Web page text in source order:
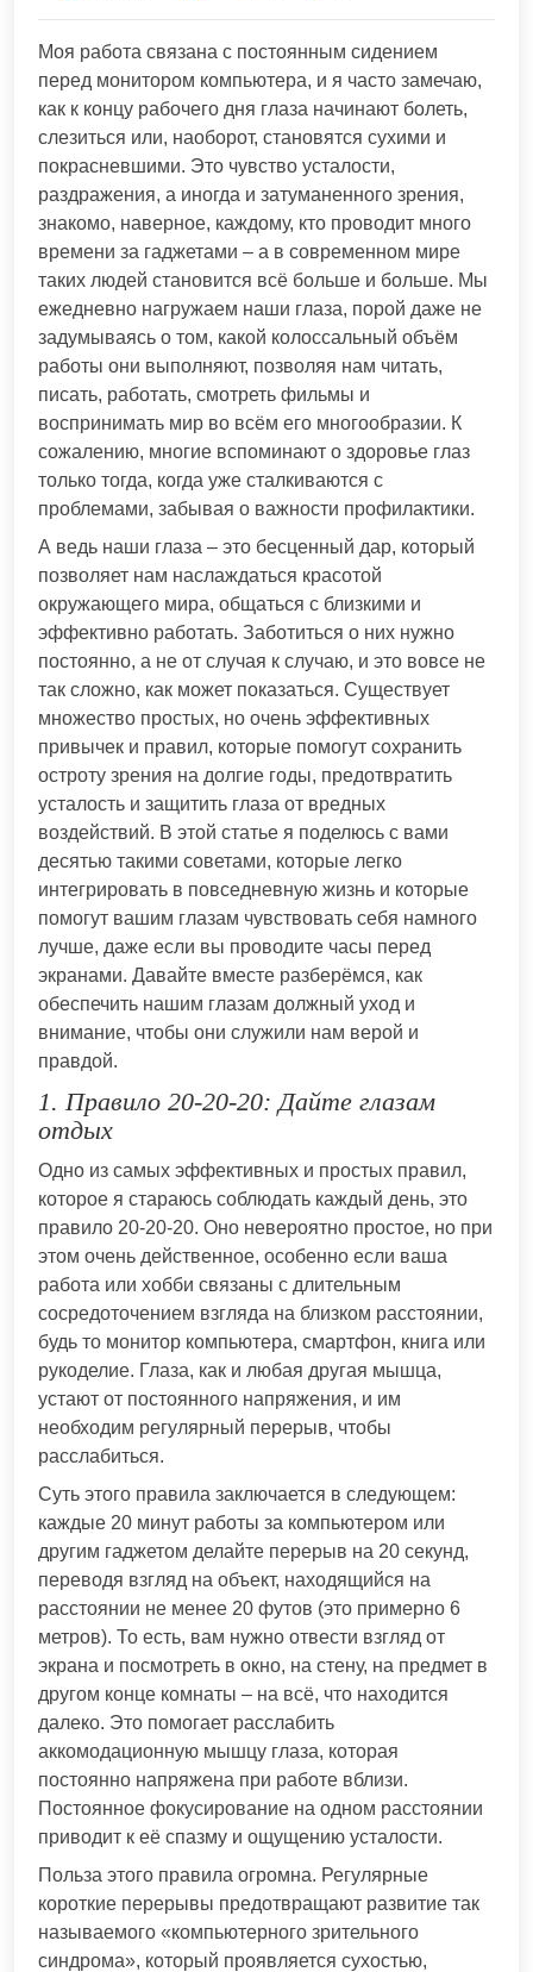
Моя работа связана с постоянным сидением
перед монитором компьютера, и я часто замечаю,
как к концу рабочего дня глаза начинают болеть,
слезиться или, наоборот, становятся сухими и
покрасневшими. Это чувство усталости,
раздражения, а иногда и затуманенного зрения,
знакомо, наверное, каждому, кто проводит много
времени за гаджетами – а в современном мире
таких людей становится всё больше и больше. Мы
ежедневно нагружаем наши глаза, порой даже не
задумываясь о том, какой колоссальный объём
работы они выполняют, позволяя нам читать,
писать, работать, смотреть фильмы и
воспринимать мир во всём его многообразии. К
сожалению, многие вспоминают о здоровье глаз
только тогда, когда уже сталкиваются с
проблемами, забывая о важности профилактики.
А ведь наши глаза – это бесценный дар, который
позволяет нам наслаждаться красотой
окружающего мира, общаться с близкими и
эффективно работать. Заботиться о них нужно
постоянно, а не от случая к случаю, и это вовсе не
так сложно, как может показаться. Существует
множество простых, но очень эффективных
привычек и правил, которые помогут сохранить
остроту зрения на долгие годы, предотвратить
усталость и защитить глаза от вредных
воздействий. В этой статье я поделюсь с вами
десятью такими советами, которые легко
интегрировать в повседневную жизнь и которые
помогут вашим глазам чувствовать себя намного
лучше, даже если вы проводите часы перед
экранами. Давайте вместе разберёмся, как
обеспечить нашим глазам должный уход и
внимание, чтобы они служили нам верой и
правдой.
1. Правило 20-20-20: Дайте глазам
отдых
Одно из самых эффективных и простых правил,
которое я стараюсь соблюдать каждый день, это
правило 20-20-20. Оно невероятно простое, но при
этом очень действенное, особенно если ваша
работа или хобби связаны с длительным
сосредоточением взгляда на близком расстоянии,
будь то монитор компьютера, смартфон, книга или
рукоделие. Глаза, как и любая другая мышца,
устают от постоянного напряжения, и им
необходим регулярный перерыв, чтобы
расслабиться.
Суть этого правила заключается в следующем:
каждые 20 минут работы за компьютером или
другим гаджетом делайте перерыв на 20 секунд,
переводя взгляд на объект, находящийся на
расстоянии не менее 20 футов (это примерно 6
метров). То есть, вам нужно отвести взгляд от
экрана и посмотреть в окно, на стену, на предмет в
другом конце комнаты – на всё, что находится
далеко. Это помогает расслабить
аккомодационную мышцу глаза, которая
постоянно напряжена при работе вблизи.
Постоянное фокусирование на одном расстоянии
приводит к её спазму и ощущению усталости.
Польза этого правила огромна. Регулярные
короткие перерывы предотвращают развитие так
называемого «компьютерного зрительного
синдрома», который проявляется сухостью,